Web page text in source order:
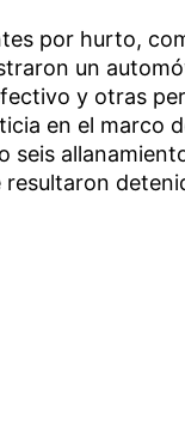
por hurto,
un
y otras
en el marco
seis
resultaron